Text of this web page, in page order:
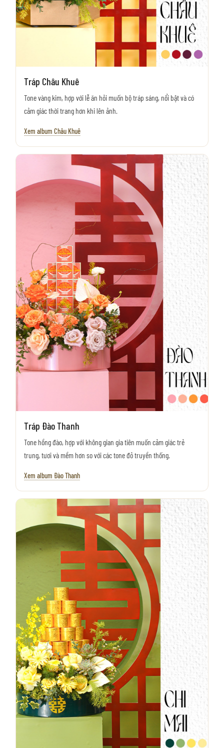
Tráp Châu Khuê
Tone vàng kim, hợp với lễ ăn hỏi muốn bộ tráp sáng, nổi bật và có
cảm giác thời trang hơn khi lên ảnh.
Xem album Châu Khuê
Tráp Đào Thanh
Tone hồng đào, hợp với không gian gia tiên muốn cảm giác trẻ
trung, tươi và mềm hơn so với các tone đỏ truyền thống.
Xem album Đào Thanh